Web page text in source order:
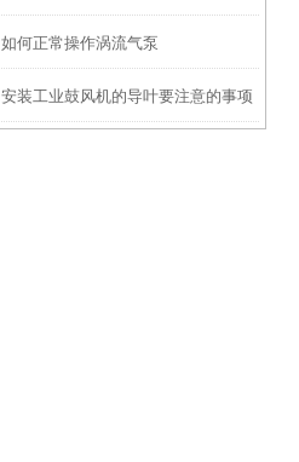
护者
如何正常操作涡流气泵
安装工业鼓风机的导叶要注意的事项